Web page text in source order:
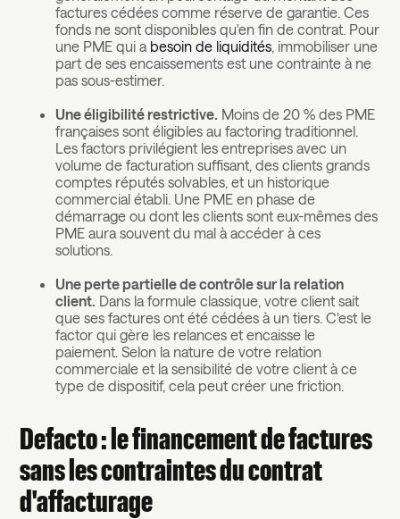
factures cédées comme réserve de garantie. Ces
fonds ne sont disponibles qu'en fin de contrat. Pour
une PME qui a besoin de liquidités , immobiliser une
part de ses encaissements est une contrainte à ne
pas sous-estimer.
Une éligibilité restrictive. Moins de 20 % des PME
françaises sont éligibles au factoring traditionnel.
Les factors privilégient les entreprises avec un
volume de facturation suffisant, des clients grands
comptes réputés solvables, et un historique
commercial établi. Une PME en phase de
démarrage ou dont les clients sont eux-mêmes des
PME aura souvent du mal à accéder à ces
solutions.
Une perte partielle de contrôle sur la relation
client. Dans la formule classique, votre client sait
que ses factures ont été cédées à un tiers. C'est le
factor qui gère les relances et encaisse le
paiement. Selon la nature de votre relation
commerciale et la sensibilité de votre client à ce
type de dispositif, cela peut créer une friction.
Defacto : le financement de factures
sans les contraintes du contrat
d'affacturage